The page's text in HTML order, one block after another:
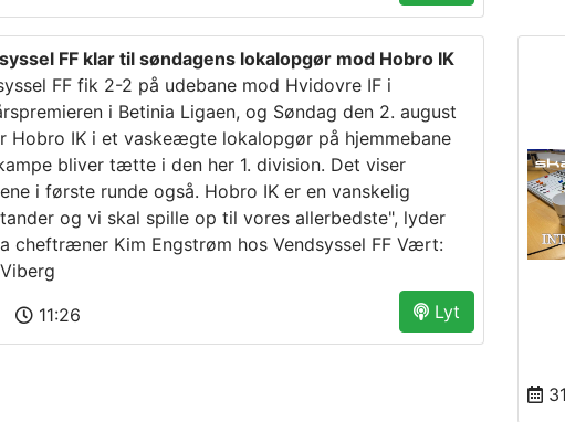
FF klar til søndagens lokalopgør mod Hobro IK
FF fik 2-2 på udebane mod Hvidovre IF i
i Betinia Ligaen, og Søndag den 2. august
Hobro IK i et vaskeægte lokalopgør på hjemmebane
bliver tætte i den her 1. division. Det viser
i første runde også. Hobro IK er en vanskelig
og vi skal spille op til vores allerbedste", lyder
cheftræner Kim Engstrøm hos Vendsyssel FF Vært:
Lyt
11:26